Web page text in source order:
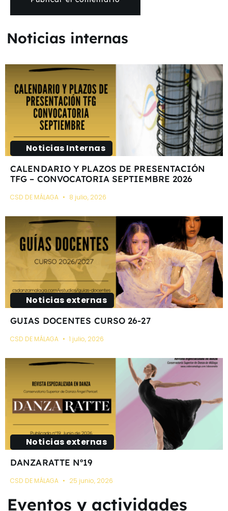
Noticias internas
Noticias Internas
CALENDARIO Y PLAZOS DE PRESENTACIÓN
TFG – CONVOCATORIA SEPTIEMBRE 2026
CSD DE MÁLAGA 8 julio, 2026
Noticias externas
GUIAS DOCENTES CURSO 26-27
CSD DE MÁLAGA 1 julio, 2026
Noticias externas
DANZARATTE Nº19
CSD DE MÁLAGA 25 junio, 2026
Eventos y actividades